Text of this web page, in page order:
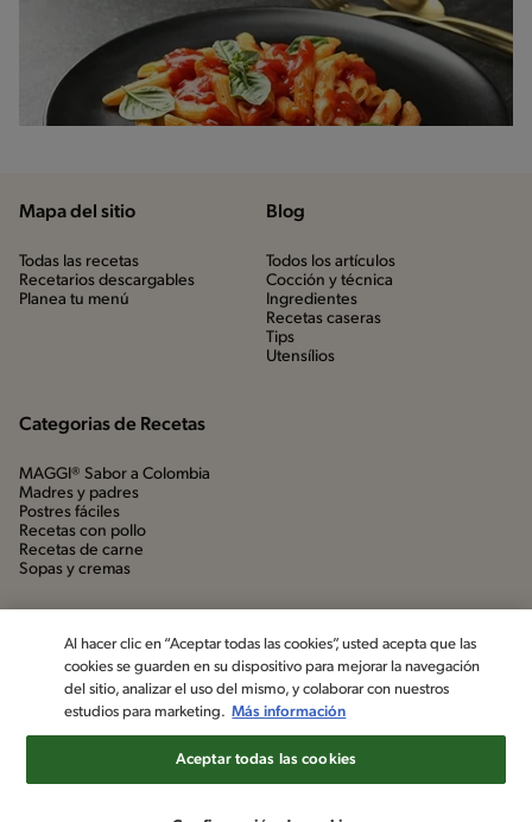
Mapa del sitio
Todas las recetas
Recetarios descargables
Planea tu menú
Blog
Todos los artículos
Cocción y técnica
Ingredientes
Recetas caseras
Tips
Utensílios
Categorias de Recetas
MAGGI® Sabor a Colombia
Madres y padres
Postres fáciles
Recetas con pollo
Recetas de carne
Sopas y cremas
©2022, Nestlé. Marcas registradas por Société dels Produits Nestlé,
Al hacer clic en “Aceptar todas las cookies”, usted acepta que las
cookies se guarden en su dispositivo para mejorar la navegación
del sitio, analizar el uso del mismo, y colaborar con nuestros
estudios para marketing. Más información
Aceptar todas las cookies